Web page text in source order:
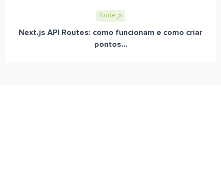
Node.js
Next.js API Routes: como funcionam e como criar
pontos...